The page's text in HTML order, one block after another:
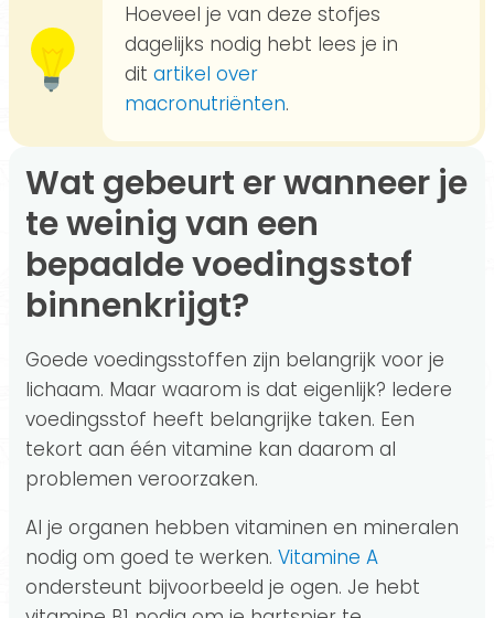
Hoeveel je van deze stofjes
dagelijks nodig hebt lees je in
dit artikel over
macronutriënten.
Wat gebeurt er wanneer je
te weinig van een
bepaalde voedingsstof
binnenkrijgt?
Goede voedingsstoffen zijn belangrijk voor je
lichaam. Maar waarom is dat eigenlijk? Iedere
voedingsstof heeft belangrijke taken. Een
tekort aan één vitamine kan daarom al
problemen veroorzaken.
Al je organen hebben vitaminen en mineralen
nodig om goed te werken. Vitamine A
ondersteunt bijvoorbeeld je ogen. Je hebt